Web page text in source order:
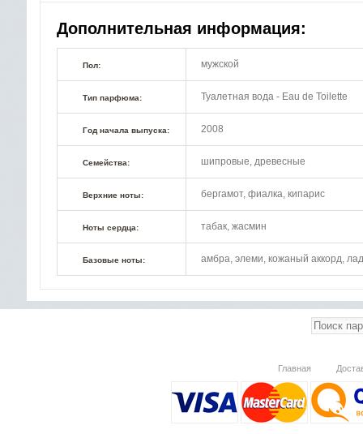
Дополнительная информация:
Пол: мужской
Тип парфюма: Туалетная вода - Eau de Toilette
Год начала выпуска: 2008
Семейства: шипровые, древесные
Верхние ноты: бергамот, фиалка, кипарис
Ноты сердца: табак, жасмин
Базовые ноты: амбра, элеми, кожаный аккорд,
Главная